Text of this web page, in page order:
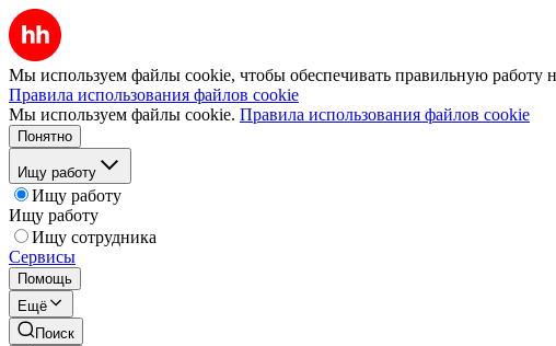
Мы используем файлы cookie, чтобы обеспечивать правильную работу
Правила использования файлов cookie
Мы используем файлы cookie. Правила использования файлов cookie
Понятно
Ищу работу
Ищу работу
Ищу работу
Ищу сотрудника
Сервисы
Помощь
Ещё
Поиск